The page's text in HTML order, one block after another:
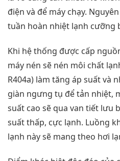
điện và để máy chạy.
tuần hoàn nhiệt lạnh cưỡng
Khi hệ thống được cấp
máy nén sẽ nén môi chất
R404a) làm tăng áp suất và
giàn ngưng tụ để tản nhiệt,
suất cao sẽ qua van tiết lưu
suất thấp, cực lạnh. Luồng
lạnh này sẽ mang theo hơi